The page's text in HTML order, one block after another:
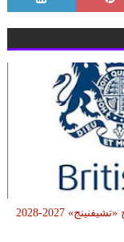
السفارة البريطانية بالقاهرة تفتح باب التقديم لمنح «تشيفنينج» 2027-2028